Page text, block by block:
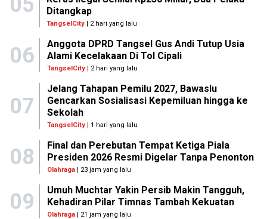
Ditangkap
TangselCity | 2 hari yang lalu
06
Anggota DPRD Tangsel Gus Andi Tutup Usia
Alami Kecelakaan Di Tol Cipali
TangselCity| 2 hari yang lalu
07
Jelang Tahapan Pemilu 2027, Bawaslu
Gencarkan Sosialisasi Kepemiluan hingga ke
Sekolah
TangselCity| 1 hari yang lalu
08
Final dan Perebutan Tempat Ketiga Piala
Presiden 2026 Resmi Digelar Tanpa Penonton
Olahraga| 23 jam yang lalu
09
Umuh Muchtar Yakin Persib Makin Tangguh,
Kehadiran Pilar Timnas Tambah Kekuatan
Olahraga| 21 jam yang lalu